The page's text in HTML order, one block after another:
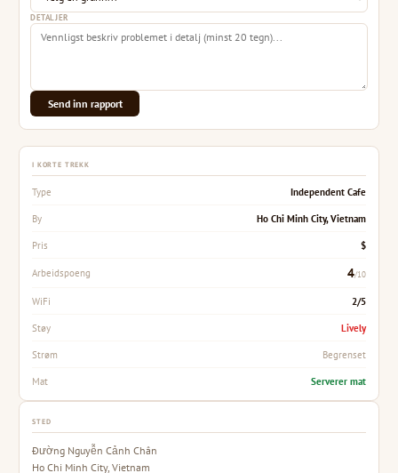
DETALJER
Send inn rapport
I KORTE TREKK
Type Independent Cafe
By Ho Chi Minh City, Vietnam
Pris $
Arbeidspoeng 4/10
WiFi 2/5
Støy Lively
Strøm Begrenset
Mat Serverer mat
STED
Đường Nguyễn Cảnh Chân
Ho Chi Minh City, Vietnam